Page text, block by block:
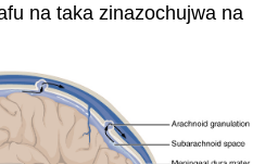
na taka zinazochujwa na